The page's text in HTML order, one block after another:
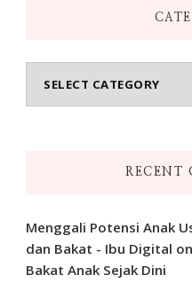
RECENT
Menggali Potensi Anak
dan Bakat - Ibu Digital on
Bakat Anak Sejak Dini